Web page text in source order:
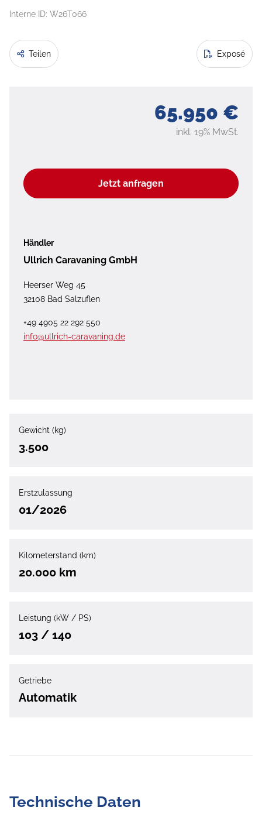
Interne ID: W26T066
Teilen Exposé
65.950 €
inkl. 19% MwSt.
Jetzt anfragen
Händler
Ullrich Caravaning GmbH
Heerser Weg 45
32108 Bad Salzuflen
+49 4905 22 292 550
info@ullrich-caravaning.de
Gewicht (kg)
3.500
Erstzulassung
01/2026
Kilometerstand (km)
20.000 km
Leistung (kW / PS)
103 / 140
Getriebe
Automatik
Technische Daten